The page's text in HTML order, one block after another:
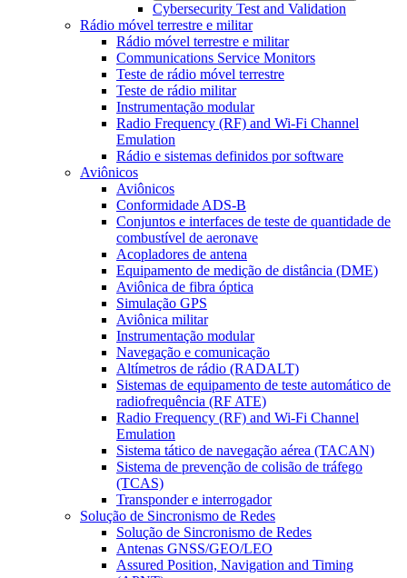
Cybersecurity Test and Validation
Rádio móvel terrestre e militar
Rádio móvel terrestre e militar
Communications Service Monitors
Teste de rádio móvel terrestre
Teste de rádio militar
Instrumentação modular
Radio Frequency (RF) and Wi-Fi Channel
Emulation
Rádio e sistemas definidos por software
Aviônicos
Aviônicos
Conformidade ADS-B
Conjuntos e interfaces de teste de quantidade de
combustível de aeronave
Acopladores de antena
Equipamento de medição de distância (DME)
Aviônica de fibra óptica
Simulação GPS
Aviônica militar
Instrumentação modular
Navegação e comunicação
Altímetros de rádio (RADALT)
Sistemas de equipamento de teste automático de
radiofrequência (RF ATE)
Radio Frequency (RF) and Wi-Fi Channel
Emulation
Sistema tático de navegação aérea (TACAN)
Sistema de prevenção de colisão de tráfego
(TCAS)
Transponder e interrogador
Solução de Sincronismo de Redes
Solução de Sincronismo de Redes
Antenas GNSS/GEO/LEO
Assured Position, Navigation and Timing